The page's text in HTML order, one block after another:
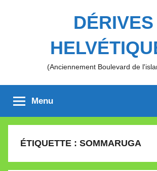
DÉRIVES
(Anciennement Boulevard de
Menu
ÉTIQUETTE : SOMMARUGA